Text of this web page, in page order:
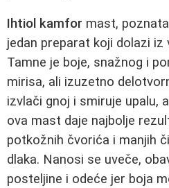
Ihtiol kamfor mast,
jedan preparat koji dolazi
Tamne je boje, snažnog i
mirisa, ali izuzetno
izvlači gnoj i smiruje upalu,
ova mast daje najbolje
potkožnih čvorića i manjih
dlaka. Nanosi se uveče,
posteljine i odeće jer boja